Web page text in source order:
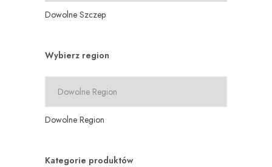
Dowolne Szczep
Wybierz region
Dowolne Region
Kategorie produktów